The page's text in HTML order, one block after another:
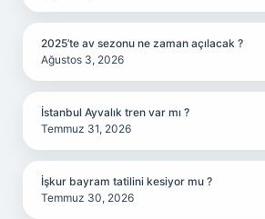
2025’te av sezonu ne zaman açılacak ?
Ağustos 3, 2026
İstanbul Ayvalık tren var mı ?
Temmuz 31, 2026
İşkur bayram tatilini kesiyor mu ?
Temmuz 30, 2026